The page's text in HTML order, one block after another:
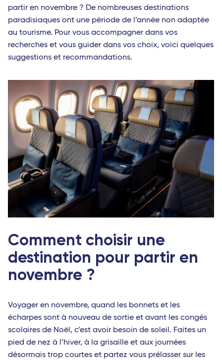
partir en novembre ? De nombreuses destinations
paradisiaques ont une période de l’année non adaptée
au tourisme. Pour vous accompagner dans vos
recherches et vous guider dans vos choix, voici quelques
suggestions et recommandations.
Comment choisir une
destination pour partir en
novembre ?
Voyager en novembre, quand les bonnets et les
écharpes sont à nouveau de sortie et avant les congés
scolaires de Noël, c’est avoir besoin de soleil. Faites un
pied de nez à l’hiver, à la grisaille et aux journées
désormais trop courtes et partez vous prélasser sur les